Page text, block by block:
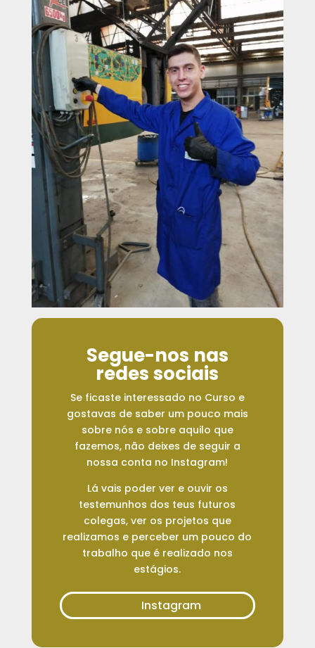
Segue-nos nas
redes sociais
Se ficaste interessado no Curso e
gostavas de saber um pouco mais
sobre nós e sobre aquilo que
fazemos, não deixes de seguir a
nossa conta no Instagram!
Lá vais poder ver e ouvir os
testemunhos dos teus futuros
colegas, ver os projetos que
realizamos e perceber um pouco do
trabalho que é realizado nos
estágios.
Instagram